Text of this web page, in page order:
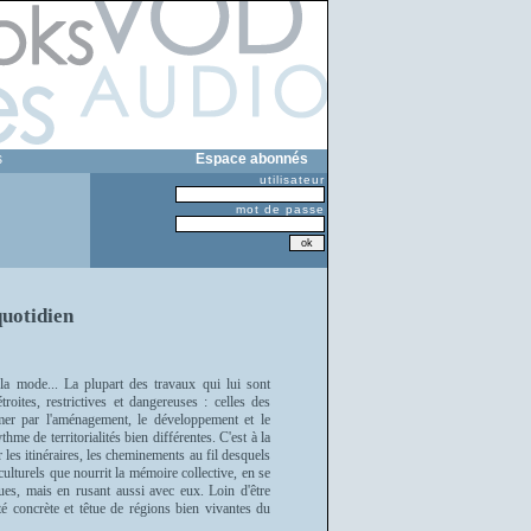
Espace abonnés
utilisateur
mot de passe
mode... La plupart des travaux qui lui sont
restrictives et dangereuses : celles des
par l'aménagement, le développement et le
de territorialités bien différentes. C'est à la
itinéraires, les cheminements au fil desquels
que nourrit la mémoire collective, en se
mais en rusant aussi avec eux. Loin d'être
concrète et têtue de régions bien vivantes du